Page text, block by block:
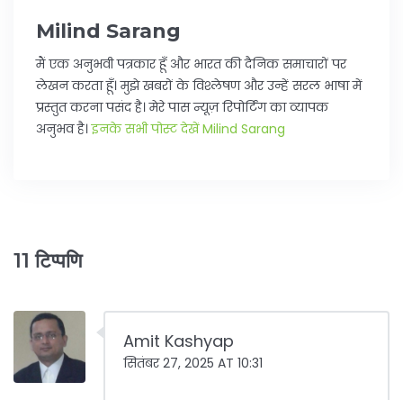
Milind Sarang
मैं एक अनुभवी पत्रकार हूँ और भारत की दैनिक समाचारों पर
लेखन करता हूँ। मुझे खबरों के विश्लेषण और उन्हें सरल भाषा में
प्रस्तुत करना पसंद है। मेरे पास न्यूज़ रिपोर्टिंग का व्यापक
अनुभव है।इनके सभी पोस्ट देखें Milind Sarang
11 टिप्पणि
Amit Kashyap
सितंबर 27, 2025 AT 10:31